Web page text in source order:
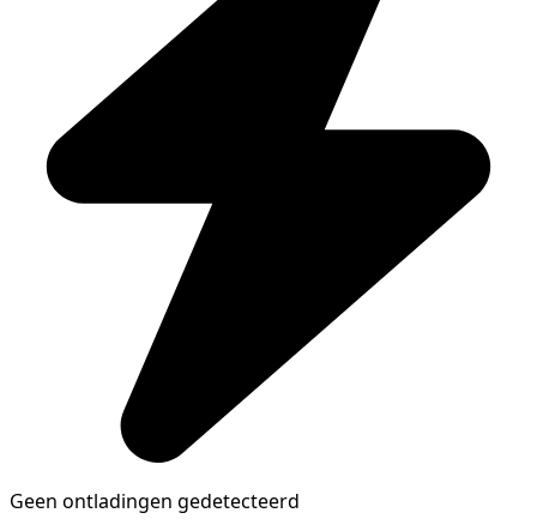
Geen ontladingen gedetecteerd